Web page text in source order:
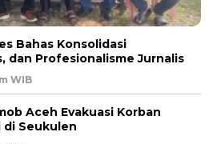
Bahas Konsolidasi
dan Profesionalisme Jurnalis
WIB
Aceh Evakuasi Korban
di Seukulen